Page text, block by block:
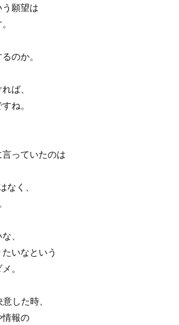
願望は
のか。
ば、
ね。
っていたのは
なく、
、
いなという
。
した時、
報の